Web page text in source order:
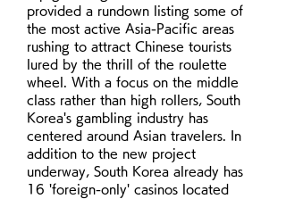
provided a rundown listing some of
the most active Asia-Pacific areas
rushing to attract Chinese tourists
lured by the thrill of the roulette
wheel. With a focus on the middle
class rather than high rollers, South
Korea's gambling industry has
centered around Asian travelers. In
addition to the new project
underway, South Korea already has
16 'foreign-only' casinos located